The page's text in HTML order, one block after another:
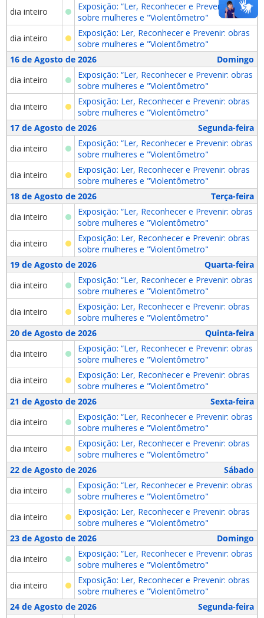
dia inteiro
Exposição: “Ler, Reconhecer e Prevenir: obras
sobre mulheres e "Violentômetro"
dia inteiro
Exposição: Ler, Reconhecer e Prevenir: obras
sobre mulheres e "Violentômetro"
16 de Agosto de 2026
Domingo
dia inteiro
Exposição: “Ler, Reconhecer e Prevenir: obras
sobre mulheres e "Violentômetro"
dia inteiro
Exposição: Ler, Reconhecer e Prevenir: obras
sobre mulheres e "Violentômetro"
17 de Agosto de 2026
Segunda-feira
dia inteiro
Exposição: “Ler, Reconhecer e Prevenir: obras
sobre mulheres e "Violentômetro"
dia inteiro
Exposição: Ler, Reconhecer e Prevenir: obras
sobre mulheres e "Violentômetro"
18 de Agosto de 2026
Terça-feira
dia inteiro
Exposição: “Ler, Reconhecer e Prevenir: obras
sobre mulheres e "Violentômetro"
dia inteiro
Exposição: Ler, Reconhecer e Prevenir: obras
sobre mulheres e "Violentômetro"
19 de Agosto de 2026
Quarta-feira
dia inteiro
Exposição: “Ler, Reconhecer e Prevenir: obras
sobre mulheres e "Violentômetro"
dia inteiro
Exposição: Ler, Reconhecer e Prevenir: obras
sobre mulheres e "Violentômetro"
20 de Agosto de 2026
Quinta-feira
dia inteiro
Exposição: “Ler, Reconhecer e Prevenir: obras
sobre mulheres e "Violentômetro"
dia inteiro
Exposição: Ler, Reconhecer e Prevenir: obras
sobre mulheres e "Violentômetro"
21 de Agosto de 2026
Sexta-feira
dia inteiro
Exposição: “Ler, Reconhecer e Prevenir: obras
sobre mulheres e "Violentômetro"
dia inteiro
Exposição: Ler, Reconhecer e Prevenir: obras
sobre mulheres e "Violentômetro"
22 de Agosto de 2026
Sábado
dia inteiro
Exposição: “Ler, Reconhecer e Prevenir: obras
sobre mulheres e "Violentômetro"
dia inteiro
Exposição: Ler, Reconhecer e Prevenir: obras
sobre mulheres e "Violentômetro"
23 de Agosto de 2026
Domingo
dia inteiro
Exposição: “Ler, Reconhecer e Prevenir: obras
sobre mulheres e "Violentômetro"
dia inteiro
Exposição: Ler, Reconhecer e Prevenir: obras
sobre mulheres e "Violentômetro"
24 de Agosto de 2026
Segunda-feira